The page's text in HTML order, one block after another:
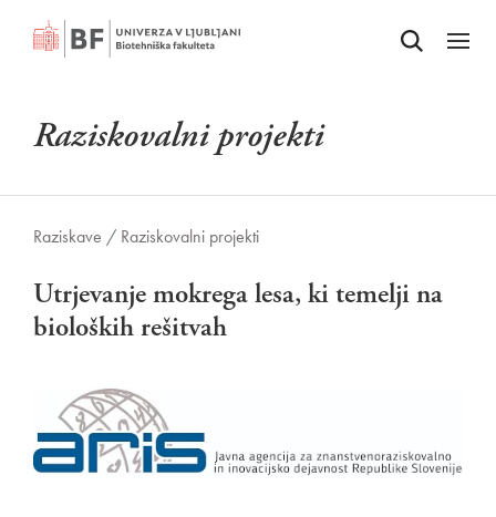
Odpri iskalnik
Odpri
Raziskovalni projekti
Raziskave / Raziskovalni projekti
Utrjevanje mokrega lesa, ki temelji na
bioloških rešitvah